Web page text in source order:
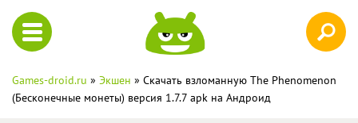
Games-droid.ru » Экшен » Скачать взломанную The Phenomenon
(Бесконечные монеты) версия 1.7.7 apk на Андроид